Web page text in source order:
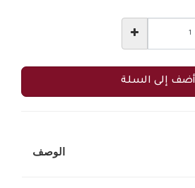
أضف إلى السلة
الوصف